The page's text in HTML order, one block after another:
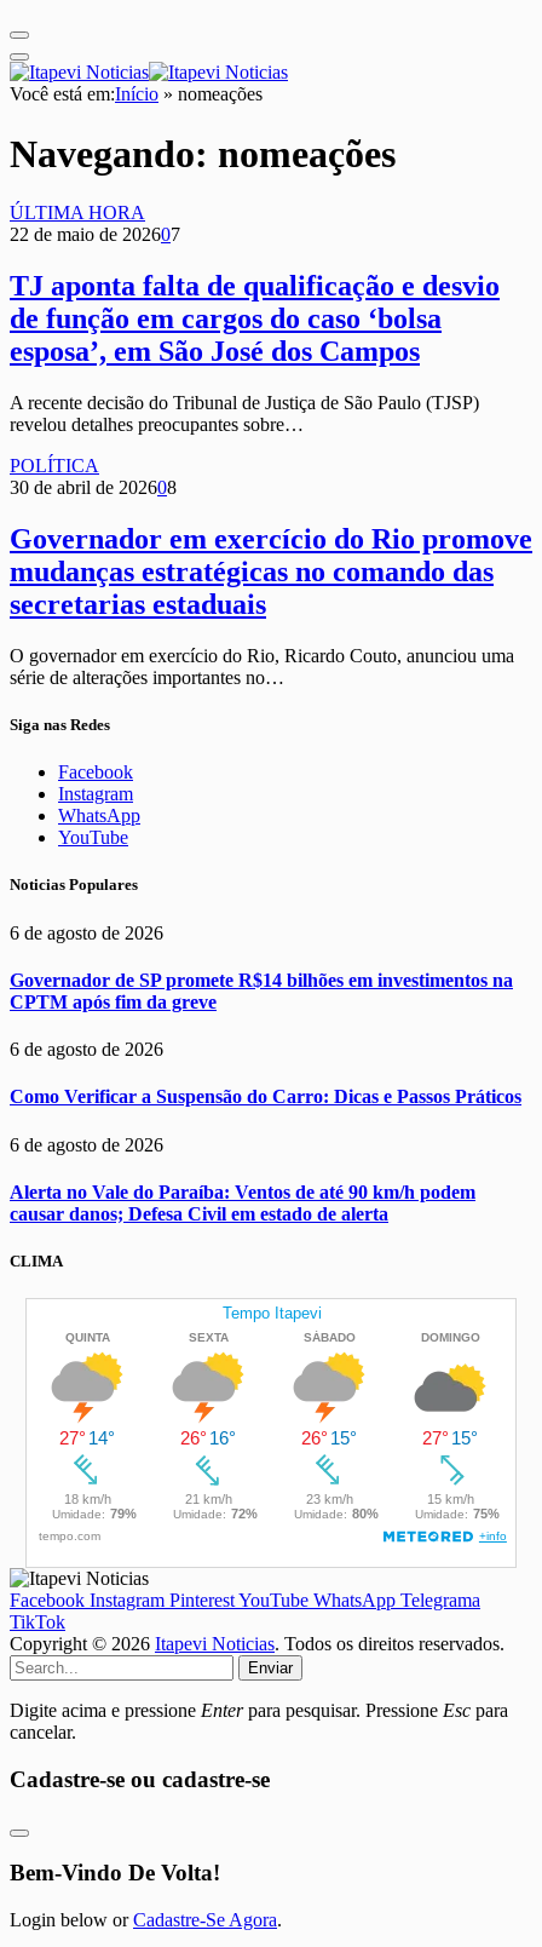
Você está em:Início » nomeações
Navegando: nomeações
ÚLTIMA HORA
22 de maio de 202607
TJ aponta falta de qualificação e desvio
de função em cargos do caso ‘bolsa
esposa’, em São José dos Campos
A recente decisão do Tribunal de Justiça de São Paulo (TJSP)
revelou detalhes preocupantes sobre…
POLÍTICA
30 de abril de 202608
Governador em exercício do Rio promove
mudanças estratégicas no comando das
secretarias estaduais
O governador em exercício do Rio, Ricardo Couto, anunciou uma
série de alterações importantes no…
Siga nas Redes
Facebook
Instagram
WhatsApp
YouTube
Noticias Populares
6 de agosto de 2026
Governador de SP promete R$14 bilhões em investimentos na
CPTM após fim da greve
6 de agosto de 2026
Como Verificar a Suspensão do Carro: Dicas e Passos Práticos
6 de agosto de 2026
Alerta no Vale do Paraíba: Ventos de até 90 km/h podem
causar danos; Defesa Civil em estado de alerta
CLIMA
Facebook Instagram PinterestYouTube WhatsApp Telegrama
TikTok
Copyright © 2026 Itapevi Noticias. Todos os direitos reservados.
Enviar
Digite acima e pressione Enterpara pesquisar. Pressione Esc para
cancelar.
Cadastre-se ou cadastre-se
Bem-Vindo De Volta!
Login below orCadastre-Se Agora.